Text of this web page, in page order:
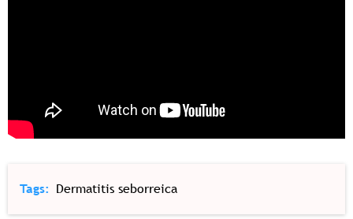
Tags Dermatitis seborreica